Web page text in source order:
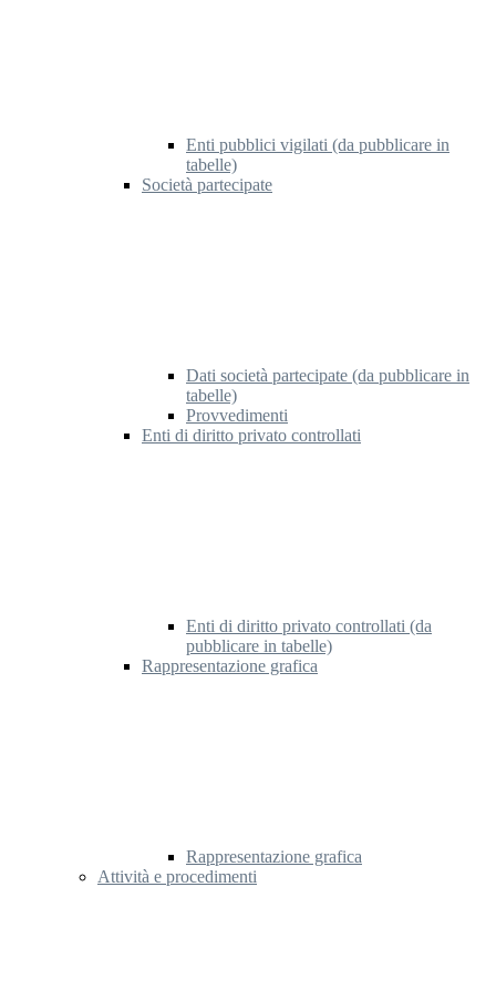
Enti pubblici vigilati (da pubblicare in
tabelle)
Società partecipate
Dati società partecipate (da pubblicare in
tabelle)
Provvedimenti
Enti di diritto privato controllati
Enti di diritto privato controllati (da
pubblicare in tabelle)
Rappresentazione grafica
Rappresentazione grafica
Attività e procedimenti